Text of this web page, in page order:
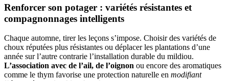
Renforcer son potager : variétés résistantes et
compagnonnages intelligents
Chaque automne, tirer les leçons s’impose. Choisir des variétés de
choux réputées plus résistantes ou déplacer les plantations d’une
année sur l’autre contrarie l’installation durable du mildiou.
L’association avec de l’ail, de l’oignon ou encore des aromatiques
comme le thym favorise une protection naturelle en modifiant